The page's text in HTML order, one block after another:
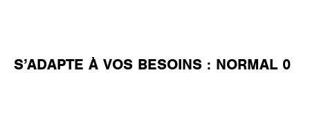
S’ADAPTE À VOS BESOINS : NORMAL 0